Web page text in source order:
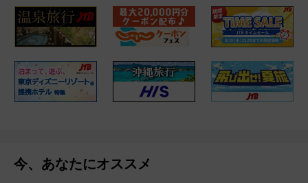
今、あなたにオススメ